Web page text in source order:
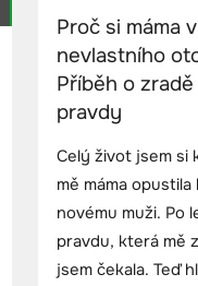
Proč si máma
nevlastního
Příběh o
pravdy
Celý život jsem si
mě máma opustila
novému muži. Po
pravdu, která mě
jsem čekala. Teď